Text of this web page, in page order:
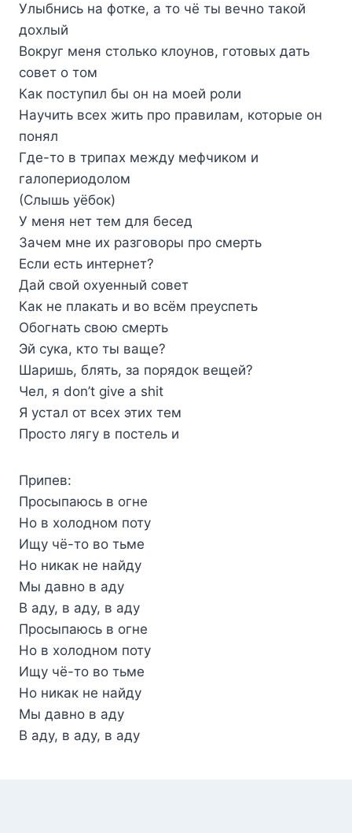
Улыбнись на фотке, а то чё ты вечно такой
дохлый
Вокруг меня столько клоунов, готовых дать
совет о том
Как поступил бы он на моей роли
Научить всех жить про правилам, которые он
понял
Где-то в трипах между мефчиком и
галопериодолом
(Слышь уёбок)
У меня нет тем для бесед
Зачем мне их разговоры про смерть
Если есть интернет?
Дай свой охуенный совет
Как не плакать и во всём преуспеть
Обогнать свою смерть
Эй сука, кто ты ваще?
Шаришь, блять, за порядок вещей?
Чел, я don’t give a shit
Я устал от всех этих тем
Просто лягу в постель и
Припев:
Просыпаюсь в огне
Но в холодном поту
Ищу чё-то во тьме
Но никак не найду
Мы давно в аду
В аду, в аду, в аду
Просыпаюсь в огне
Но в холодном поту
Ищу чё-то во тьме
Но никак не найду
Мы давно в аду
В аду, в аду, в аду